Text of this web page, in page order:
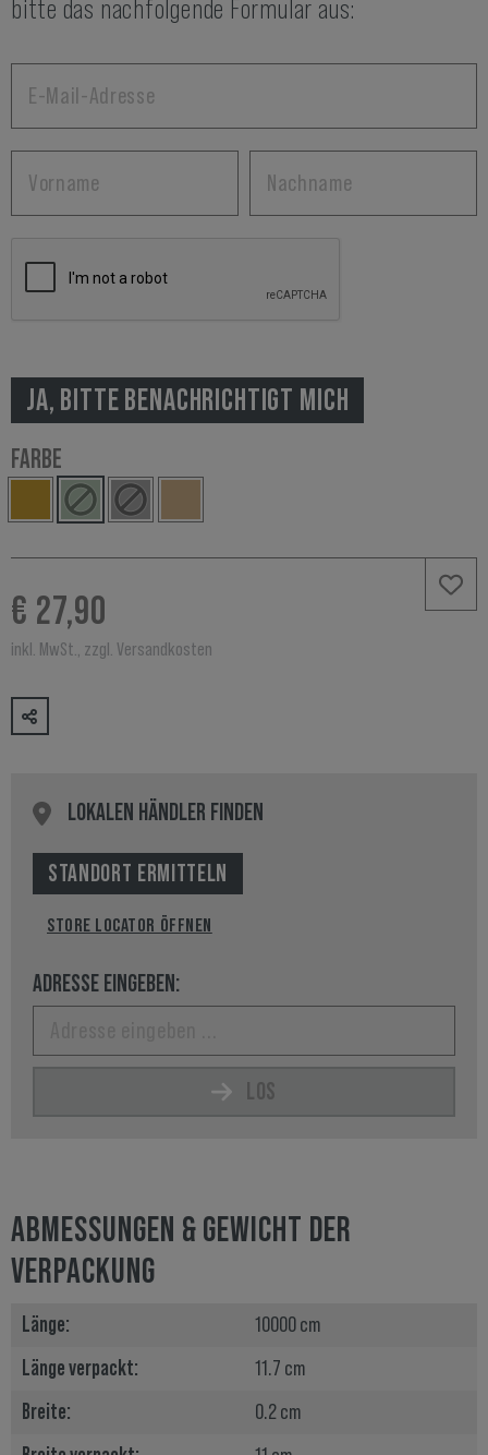
bitte das nachfolgende Formular aus:
JA, BITTE BENACHRICHTIGT MICH
FARBE
€ 27,90
inkl. MwSt., zzgl. Versandkosten
LOKALEN HÄNDLER FINDEN
STANDORT ERMITTELN
STORE LOCATOR ÖFFNEN
ADRESSE EINGEBEN:
LOS
ABMESSUNGEN & GEWICHT DER
VERPACKUNG
Länge:
10000 cm
Länge verpackt:
11.7 cm
Breite:
0.2 cm